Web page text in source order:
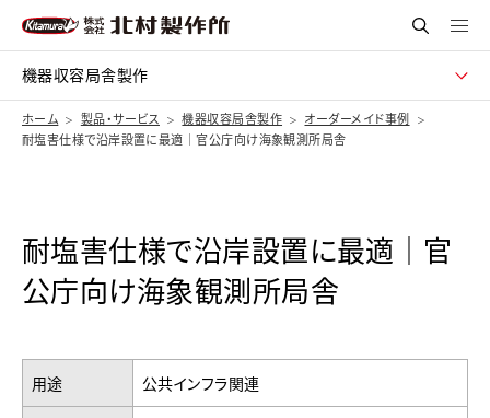
機器収容局舎製作
ホーム 製品・サービス 機器収容局舎製作
オーダーメイド事例
耐塩害仕様で沿岸設置に最適｜官公庁向け海象観測所局舎
耐塩害仕様で沿岸設置に最適｜官
公庁向け海象観測所局舎
用途 公共インフラ関連